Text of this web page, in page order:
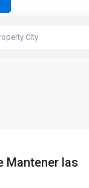
City
Mantener las